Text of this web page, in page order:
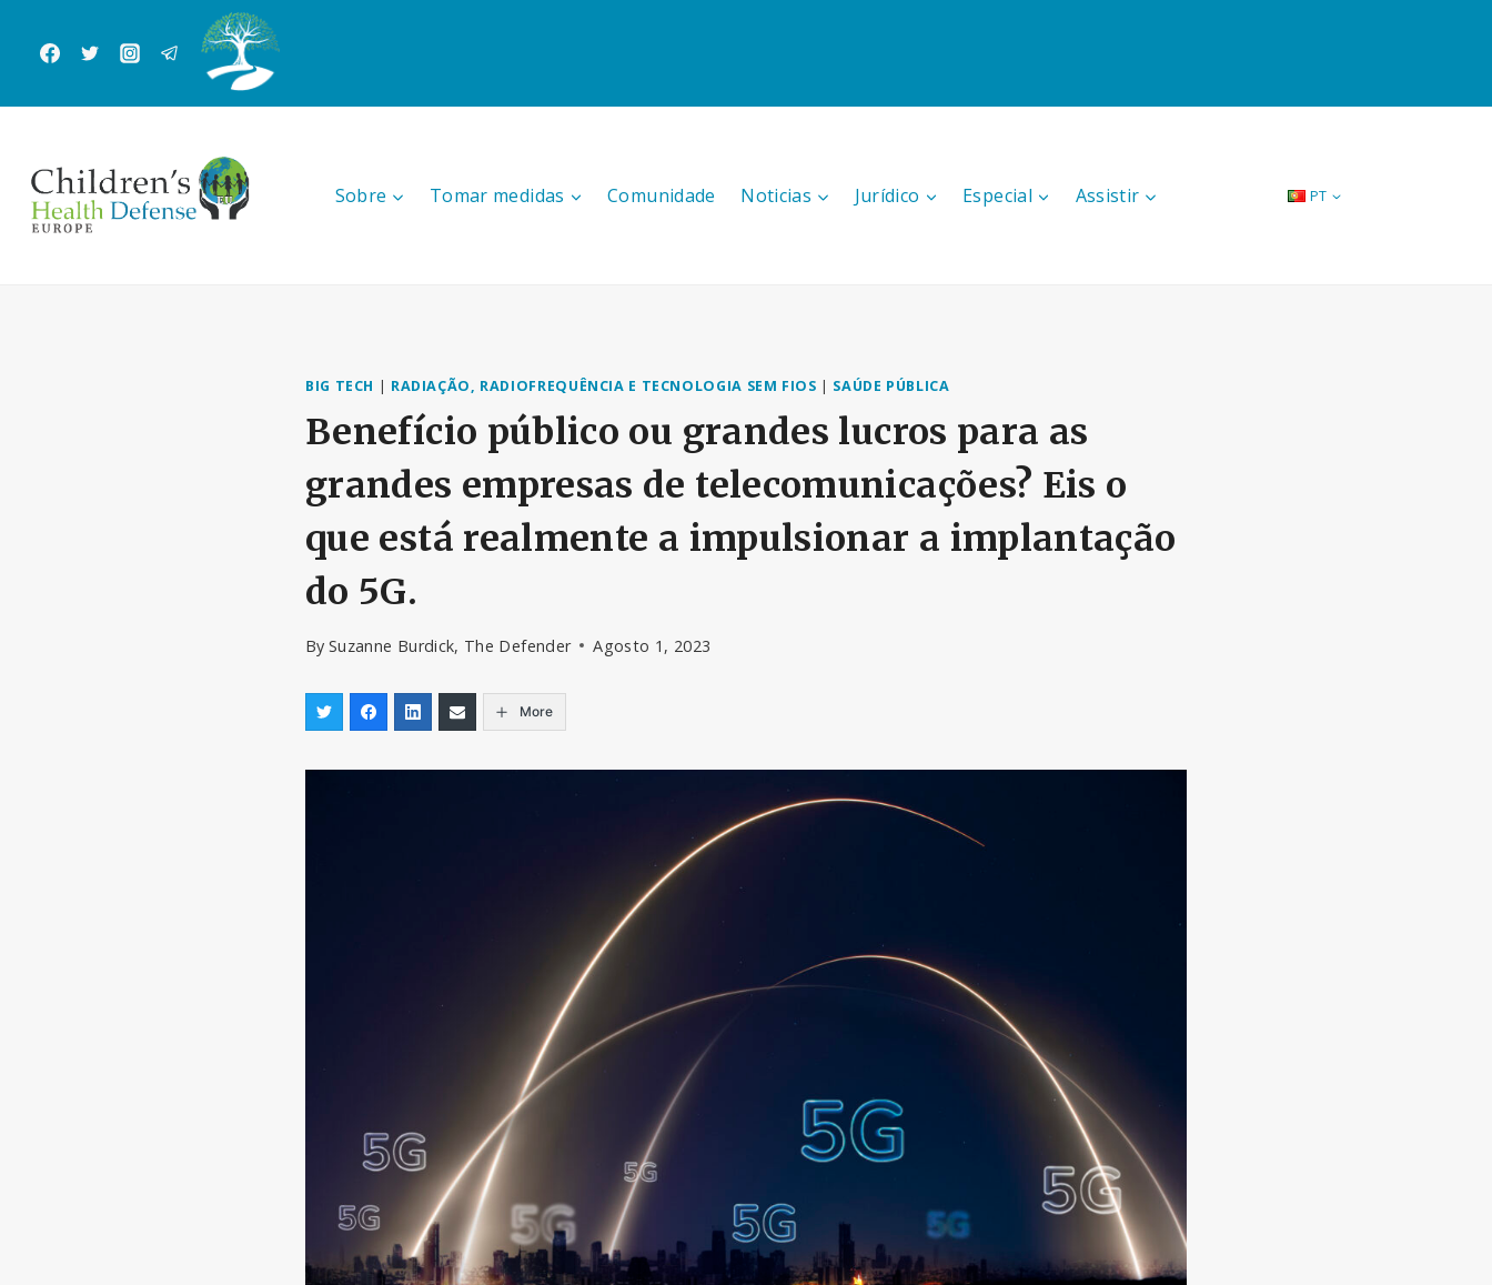
content
Sobre Tomar medidas Comunidade Noticias Jurídico Especial Assistir PT
BIG TECH | RADIAÇÃO, RADIOFREQUÊNCIA E TECNOLOGIA SEM FIOS | SAÚDE PÚBLICA
Benefício público ou grandes lucros para as
grandes empresas de telecomunicações? Eis o
que está realmente a impulsionar a implantação
do 5G.
By Suzanne Burdick, The Defender Agosto 1, 2023
More